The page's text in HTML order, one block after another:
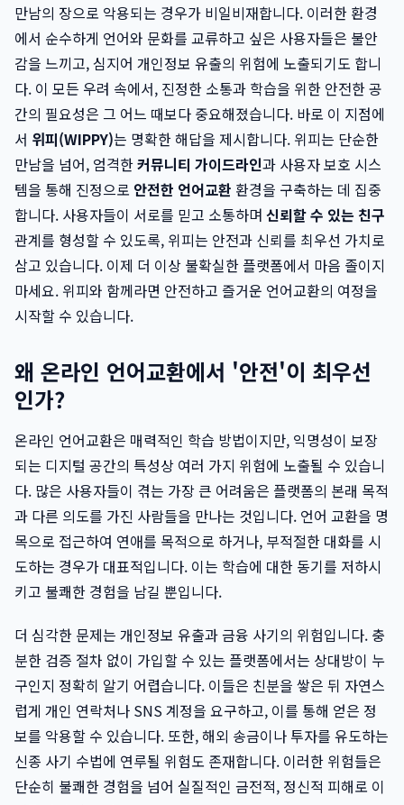
만남의 장으로 악용되는 경우가 비일비재합니다. 이러한 환경
에서 순수하게 언어와 문화를 교류하고 싶은 사용자들은 불안
감을 느끼고, 심지어 개인정보 유출의 위험에 노출되기도 합니
다. 이 모든 우려 속에서, 진정한 소통과 학습을 위한 안전한 공
간의 필요성은 그 어느 때보다 중요해졌습니다. 바로 이 지점에
서 위피(WIPPY)는 명확한 해답을 제시합니다. 위피는 단순한
만남을 넘어, 엄격한커뮤니티 가이드라인과 사용자 보호 시스
템을 통해 진정으로 안전한 언어교환 환경을 구축하는 데 집중
합니다. 사용자들이 서로를 믿고 소통하며 신뢰할 수 있는 친구
관계를 형성할 수 있도록, 위피는 안전과 신뢰를 최우선 가치로
삼고 있습니다. 이제 더 이상 불확실한 플랫폼에서 마음 졸이지
마세요. 위피와 함께라면 안전하고 즐거운 언어교환의 여정을
시작할 수 있습니다.
왜 온라인 언어교환에서 '안전'이 최우선
인가?
온라인 언어교환은 매력적인 학습 방법이지만, 익명성이 보장
되는 디지털 공간의 특성상 여러 가지 위험에 노출될 수 있습니
다. 많은 사용자들이 겪는 가장 큰 어려움은 플랫폼의 본래 목적
과 다른 의도를 가진 사람들을 만나는 것입니다. 언어 교환을 명
목으로 접근하여 연애를 목적으로 하거나, 부적절한 대화를 시
도하는 경우가 대표적입니다. 이는 학습에 대한 동기를 저하시
키고 불쾌한 경험을 남길 뿐입니다.
더 심각한 문제는 개인정보 유출과 금융 사기의 위험입니다. 충
분한 검증 절차 없이 가입할 수 있는 플랫폼에서는 상대방이 누
구인지 정확히 알기 어렵습니다. 이들은 친분을 쌓은 뒤 자연스
럽게 개인 연락처나 SNS 계정을 요구하고, 이를 통해 얻은 정
보를 악용할 수 있습니다. 또한, 해외 송금이나 투자를 유도하는
신종 사기 수법에 연루될 위험도 존재합니다. 이러한 위험들은
단순히 불쾌한 경험을 넘어 실질적인 금전적, 정신적 피해로 이